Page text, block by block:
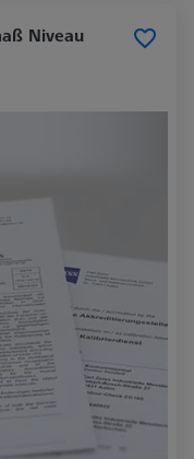
Niveau